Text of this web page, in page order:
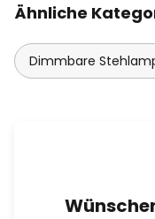
Ähnliche
Dimmbare